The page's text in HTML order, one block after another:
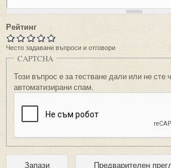
Рейтинг
Често задавани въпроси и отговори
CAPTCHA
Този въпрос е за тестване дали или не сте
автоматизирани спам.